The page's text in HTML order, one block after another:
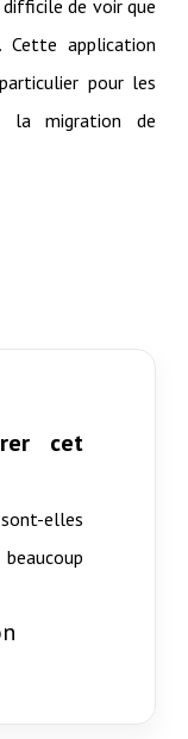
difficile de voir que
Cette application
pour les
la migration de
cet
elles